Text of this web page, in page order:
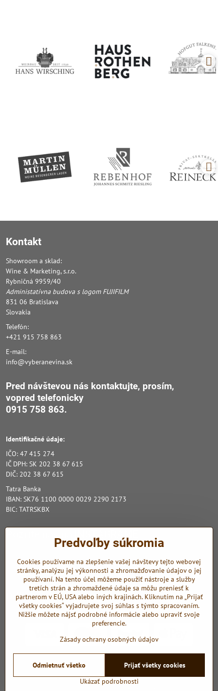
Kontakt
Showroom a sklad:
Wine & Marketing, s.r.o.
Rybničná 9959/40
Administatívna budova s logom FUJIFILM
831 06 Bratislava
Slovakia
Telefón:
+421 915 758 863
E-mail:
info@vyberanevina.sk
Pred návštevou nás kontaktujte, prosím,
vopred telefonicky
0915 758 863.
Identifikačné údaje:
IČO: 47 415 274
IČ DPH: SK 202 38 67 615
DIČ: 202 38 67 615
Tatra Banka
IBAN: SK76 1100 0000 0029 2290 2173
BIC: TATRSKBX
Instagram Youtube
Odkazy
©
Copyright
Predvoľby súkromiaZásady ochrany osobných údajov
Vytvorené pomocou:BiznisWeb.sk
Predvoľby súkromia
Cookies používame na zlepšenie vašej návštevy tejto webovej
stránky, analýzu jej výkonnosti a zhromažďovanie údajov o jej
používaní. Na tento účel môžeme použiť nástroje a služby
tretích strán a zhromaždené údaje sa môžu preniesť k
partnerom v EÚ, USA alebo iných krajinách. Kliknutím na „Prijať
všetky cookies“ vyjadrujete svoj súhlas s týmto spracovaním.
Nižšie môžete nájsť podrobné informácie alebo upraviť svoje
preferencie.
Zásady ochrany osobných údajov
Ukázať podrobnosti
Prijať všetky cookies
Odmietnuť všetko